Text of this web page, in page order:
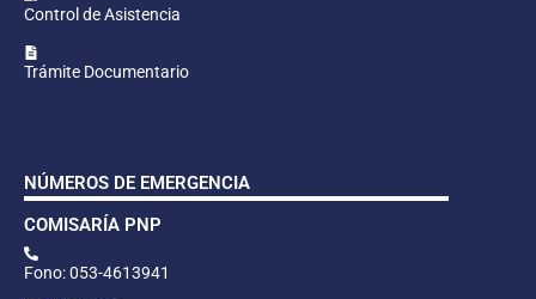
Control de Asistencia
Trámite Documentario
NÚMEROS DE EMERGENCIA
COMISARÍA PNP
Fono: 053-4613941